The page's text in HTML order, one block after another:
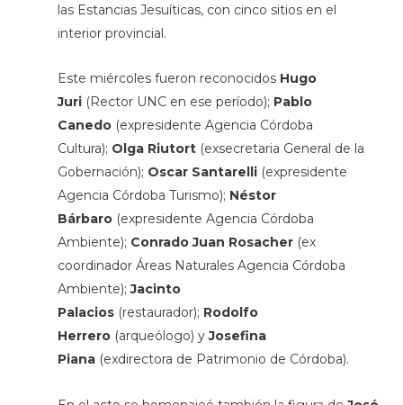
las Estancias Jesuíticas, con cinco sitios en el
interior provincial.
Este miércoles fueron reconocidos Hugo
Juri(Rector UNC en ese período); Pablo
Canedo(expresidente Agencia Córdoba
Cultura); Olga Riutort(exsecretaria General de la
Gobernación); Oscar Santarelli(expresidente
Agencia Córdoba Turismo); Néstor
Bárbaro(expresidente Agencia Córdoba
Ambiente); Conrado Juan Rosacher(ex
coordinador Áreas Naturales Agencia Córdoba
Ambiente); Jacinto
Palacios(restaurador); Rodolfo
Herrero(arqueólogo) yJosefina
Piana(exdirectora de Patrimonio de Córdoba).